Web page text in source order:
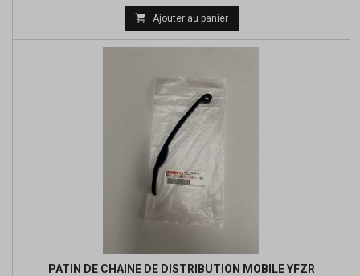
de
base
 Ajouter au panier
PATIN DE CHAINE DE DISTRIBUTION MOBILE YFZR